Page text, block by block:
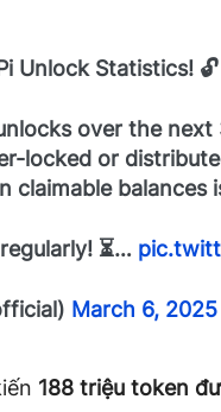
Unlock Statistics! 🔓
over the next
locked or
claimable balances
⏳…
March 6, 2025
188 triệu token